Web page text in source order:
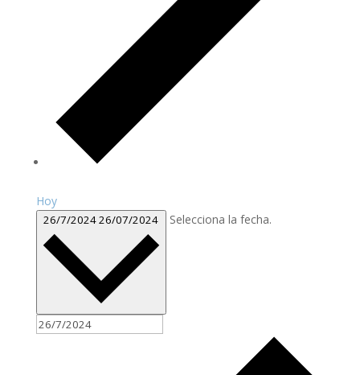
Hoy
26/7/202426/07/2024 Selecciona la fecha.